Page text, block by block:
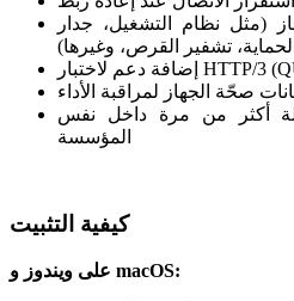
(مثل نظام التشغيل، جدار
الحماية، تشفير القرص، وغيرها)
صحّة الجهاز لمراقبة الأداء
أكثر من مرة داخل نفس
المؤسسة
كيفية التثبيت
على ويندوز و macOS: